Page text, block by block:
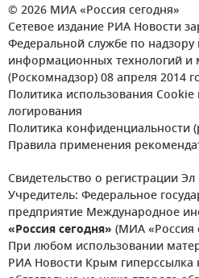
© 2026 МИА «Россия сегодня»
Сетевое издание РИА Новости
Федеральной службе по надзору
информационных технологий
(Роскомнадзор) 08 апреля 2014
Политика использования Cookie
логирования
Политика конфиденциальности
Правила применения
Свидетельство о регистрации
Учредитель: Федеральное
предприятие Международное
«Россия сегодня» (МИА «Россия
При любом использовании
РИА Новости Крым